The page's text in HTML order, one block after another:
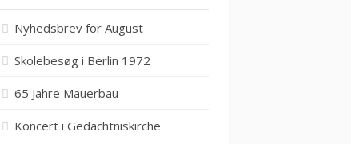
Nyhedsbrev for August
Skolebesøg i Berlin 1972
65 Jahre Mauerbau
Koncert i Gedächtniskirche